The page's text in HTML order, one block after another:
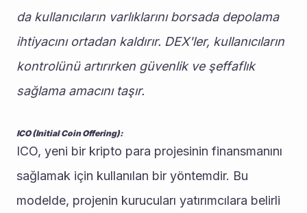
da kullanıcıların varlıklarını borsada depolama
ihtiyacını ortadan kaldırır. DEX'ler, kullanıcıların
kontrolünü artırırken güvenlik ve şeffaflık
sağlama amacını taşır.
ICO (Initial Coin Offering):
ICO, yeni bir kripto para projesinin finansmanını
sağlamak için kullanılan bir yöntemdir. Bu
modelde, projenin kurucuları yatırımcılara belirli